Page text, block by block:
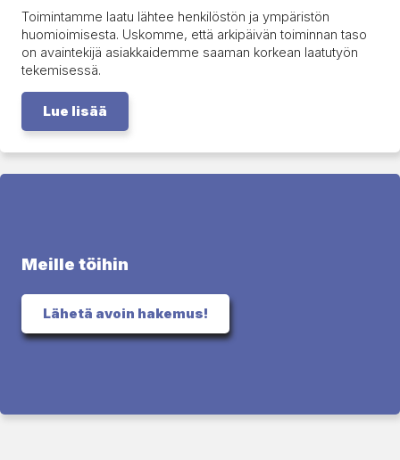
Toimintamme laatu lähtee henkilöstön ja ympäristön
huomioimisesta. Uskomme, että arkipäivän toiminnan taso
on avaintekijä asiakkaidemme saaman korkean laatutyön
tekemisessä.
Lue lisää
Meille töihin
Lähetä avoin hakemus!